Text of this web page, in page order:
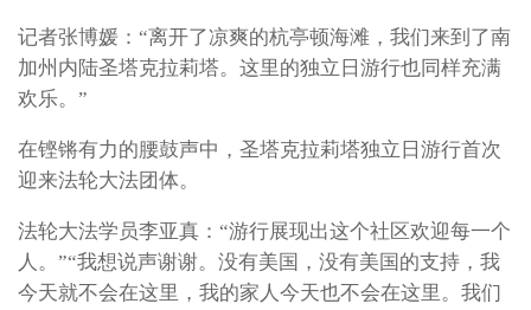
记者张博媛：“离开了凉爽的杭亭顿海滩，我们来到了南
加州内陆圣塔克拉莉塔。这里的独立日游行也同样充满
欢乐。”
在铿锵有力的腰鼓声中，圣塔克拉莉塔独立日游行首次
迎来法轮大法团体。
法轮大法学员李亚真：“游行展现出这个社区欢迎每一个
人。”“我想说声谢谢。没有美国，没有美国的支持，我
今天就不会在这里，我的家人今天也不会在这里。我们